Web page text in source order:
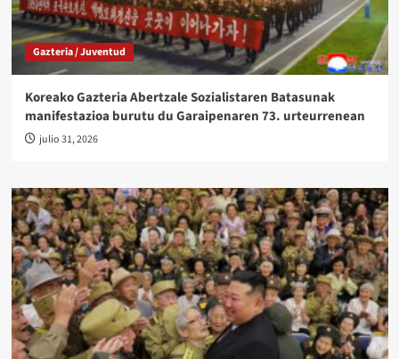
Gazteria / Juventud
Koreako Gazteria Abertzale Sozialistaren Batasunak
manifestazioa burutu du Garaipenaren 73. urteurrenean
julio 31, 2026